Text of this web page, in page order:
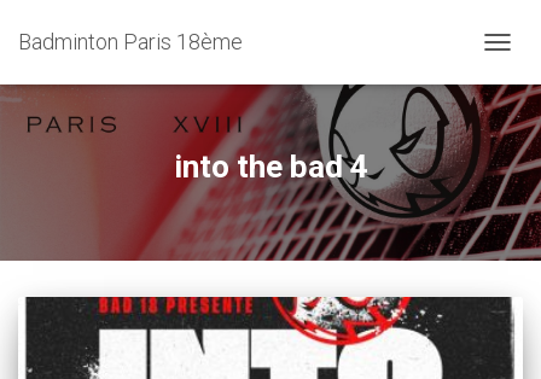
Badminton Paris 18ème
into the bad 4